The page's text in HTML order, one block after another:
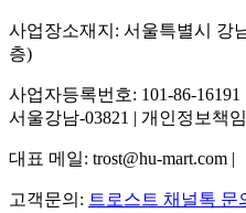
사업장소재지: 서울특별시 강
층)
사업자등록번호: 101-86-
서울강남-03821 | 개인정보책
대표 메일: trost@hu-mart.com |
고객문의: 트로스트 채널톡 문